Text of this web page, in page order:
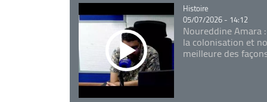
Catégorie
Histoire
05/07/2026 - 14:12
Noureddine Amara
la colonisation et
meilleure des